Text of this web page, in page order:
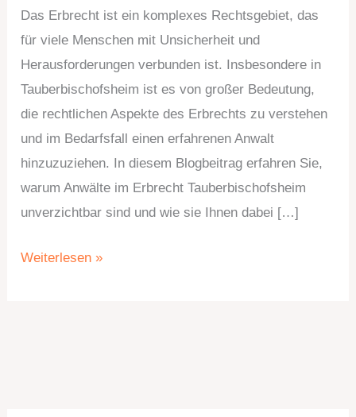
Das Erbrecht ist ein komplexes Rechtsgebiet, das
für viele Menschen mit Unsicherheit und
Herausforderungen verbunden ist. Insbesondere in
Tauberbischofsheim ist es von großer Bedeutung,
die rechtlichen Aspekte des Erbrechts zu verstehen
und im Bedarfsfall einen erfahrenen Anwalt
hinzuzuziehen. In diesem Blogbeitrag erfahren Sie,
warum Anwälte im Erbrecht Tauberbischofsheim
unverzichtbar sind und wie sie Ihnen dabei […]
Weiterlesen »